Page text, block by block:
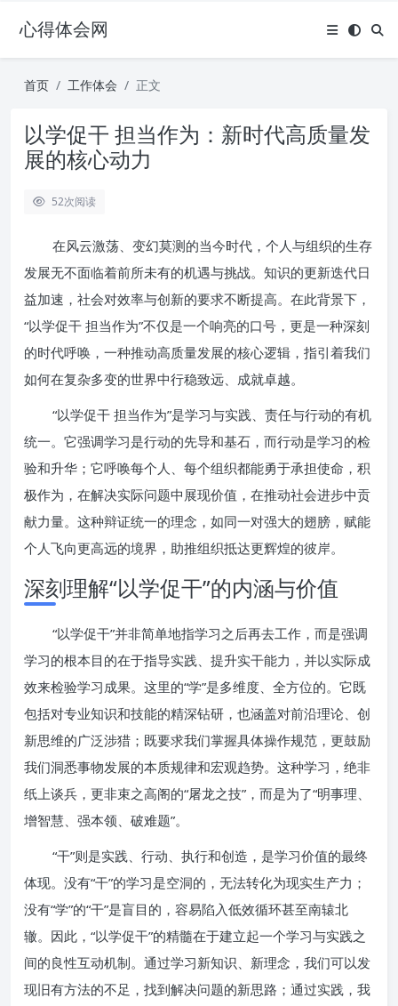
心得体会网
首页 工作体会 正文
以学促干 担当作为：新时代高质量发
展的核心动力
52次阅读
在风云激荡、变幻莫测的当今时代，个人与组织的生存
发展无不面临着前所未有的机遇与挑战。知识的更新迭代日
益加速，社会对效率与创新的要求不断提高。在此背景下，
“以学促干 担当作为”不仅是一个响亮的口号，更是一种深刻
的时代呼唤，一种推动高质量发展的核心逻辑，指引着我们
如何在复杂多变的世界中行稳致远、成就卓越。
“以学促干 担当作为”是学习与实践、责任与行动的有机
统一。它强调学习是行动的先导和基石，而行动是学习的检
验和升华；它呼唤每个人、每个组织都能勇于承担使命，积
极作为，在解决实际问题中展现价值，在推动社会进步中贡
献力量。这种辩证统一的理念，如同一对强大的翅膀，赋能
个人飞向更高远的境界，助推组织抵达更辉煌的彼岸。
深刻理解“以学促干”的内涵与价值
“以学促干”并非简单地指学习之后再去工作，而是强调
学习的根本目的在于指导实践、提升实干能力，并以实际成
效来检验学习成果。这里的“学”是多维度、全方位的。它既
包括对专业知识和技能的精深钻研，也涵盖对前沿理论、创
新思维的广泛涉猎；既要求我们掌握具体操作规范，更鼓励
我们洞悉事物发展的本质规律和宏观趋势。这种学习，绝非
纸上谈兵，更非束之高阁的“屠龙之技”，而是为了“明事理、
增智慧、强本领、破难题”。
“干”则是实践、行动、执行和创造，是学习价值的最终
体现。没有“干”的学习是空洞的，无法转化为现实生产力；
没有“学”的“干”是盲目的，容易陷入低效循环甚至南辕北
辙。因此，“以学促干”的精髓在于建立起一个学习与实践之
间的良性互动机制。通过学习新知识、新理念，我们可以发
现旧有方法的不足，找到解决问题的新思路；通过实践，我